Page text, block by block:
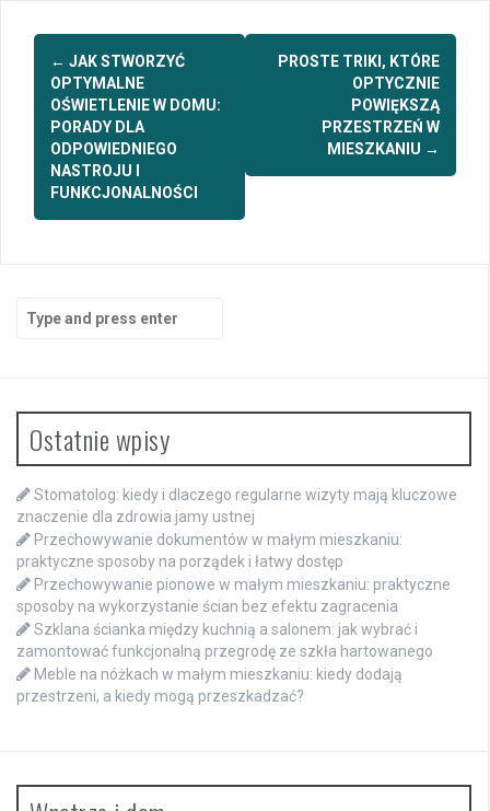
Post
navigation
← JAK STWORZYĆ
OPTYMALNE
OŚWIETLENIE W DOMU:
PORADY DLA
ODPOWIEDNIEGO
NASTROJU I
FUNKCJONALNOŚCI
PROSTE TRIKI, KTÓRE
OPTYCZNIE
POWIĘKSZĄ
PRZESTRZEŃ W
MIESZKANIU →
Search
for:
Ostatnie wpisy
Stomatolog: kiedy i dlaczego regularne wizyty mają kluczowe
znaczenie dla zdrowia jamy ustnej
Przechowywanie dokumentów w małym mieszkaniu:
praktyczne sposoby na porządek i łatwy dostęp
Przechowywanie pionowe w małym mieszkaniu: praktyczne
sposoby na wykorzystanie ścian bez efektu zagracenia
Szklana ścianka między kuchnią a salonem: jak wybrać i
zamontować funkcjonalną przegrodę ze szkła hartowanego
Meble na nóżkach w małym mieszkaniu: kiedy dodają
przestrzeni, a kiedy mogą przeszkadzać?